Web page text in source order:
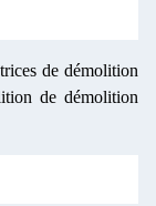
de démolition
de démolition